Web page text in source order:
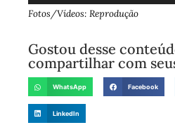
Fotos/Vídeos: Reprodução
Gostou desse
compartilhar com
WhatsApp Facebook
LinkedIn